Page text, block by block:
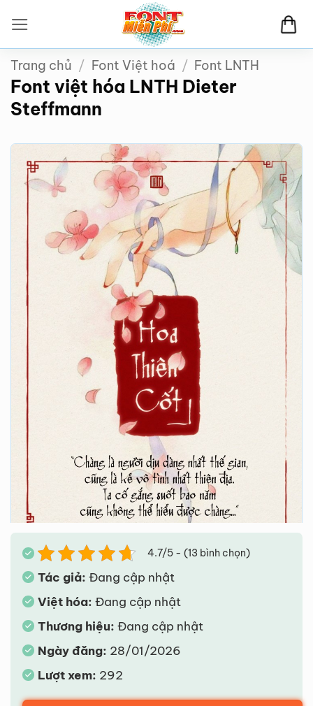
qua
nội
dung
Trang chủ / Font Việt hoá / Font LNTH
Font việt hóa LNTH Dieter
Steffmann
4.7/5 - (13 bình chọn)
Tác giả: Đang cập nhật
Việt hóa: Đang cập nhật
Thương hiệu: Đang cập nhật
Ngày đăng: 28/01/2026
Lượt xem: 292